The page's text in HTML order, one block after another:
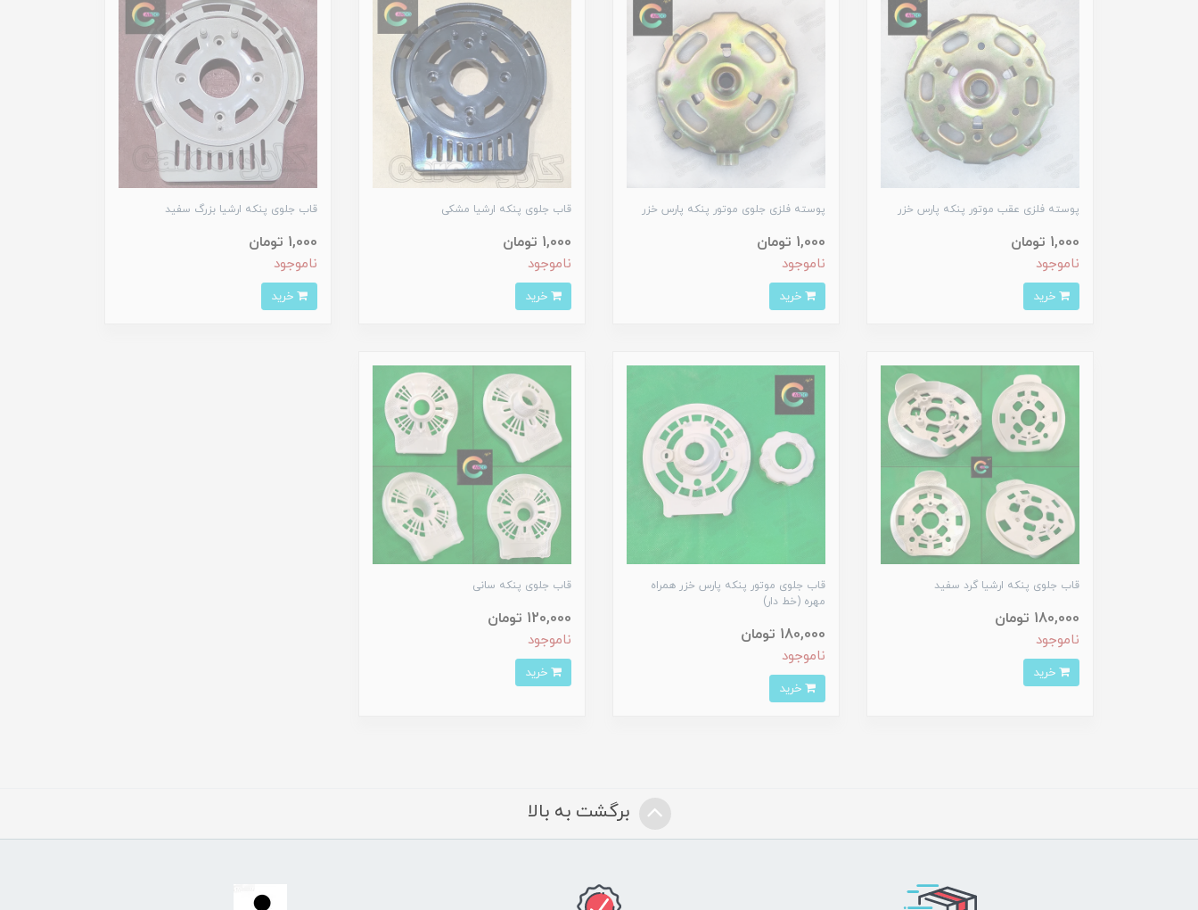
پوسته فلزی عقب موتور پنکه پارس خزر
1,000 تومان
ناموجود
پوسته فلزی جلوی موتور پنکه پارس خزر
1,000 تومان
ناموجود
قاب جلوی پنکه ارشیا مشکی
1,000 تومان
ناموجود
قاب جلوی پنکه ارشیا بزرگ سفید
1,000 تومان
ناموجود
قاب جلوی پنکه ارشیا گرد سفید
180,000 تومان
ناموجود
قاب جلوی موتور پنکه پارس خزر همراه
مهره (خط دار)
180,000 تومان
ناموجود
قاب جلوی پنکه سانی
120,000 تومان
ناموجود
برگشت به بالا